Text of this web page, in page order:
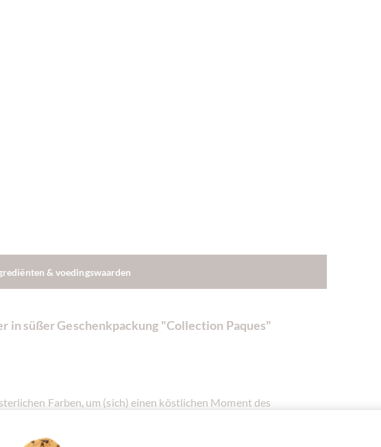
& voedingswaarden
in süßer Geschenkpackung "Collection Paques"
Farben, um (sich) einen köstlichen Moment des
Ein Sortiment Eier: Vollmilch-Praliné, „Nach Gianduja- Art“ mit
und Vollmilchschokolade mit Karamellfüllung.